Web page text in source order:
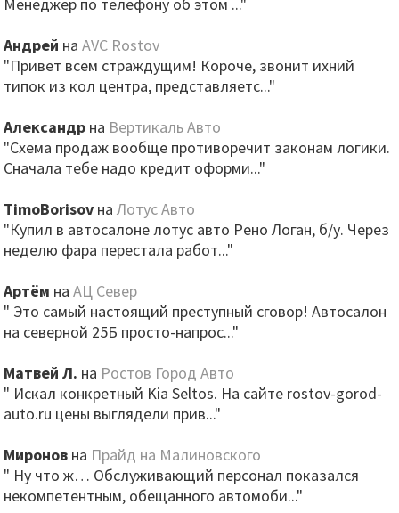
Андрей наAVC Rostov
"Привет всем страждущим! Короче, звонит ихний
типок из кол центра, представляетс..."
Александр на Вертикаль Авто
"Схема продаж вообще противоречит законам логики.
Сначала тебе надо кредит оформи..."
TimoBorisov наЛотус Авто
"Купил в автосалоне лотус авто Рено Логан, б/у. Через
неделю фара перестала работ..."
Артём наАЦ Север
" Это самый настоящий преступный сговор! Автосалон
на северной 25Б просто-напрос..."
Матвей Л. на Ростов Город Авто
" Искал конкретный Kia Seltos. На сайте rostov-gorod-
auto.ru цены выглядели прив..."
Миронов на Прайд на Малиновского
" Ну что ж… Обслуживающий персонал показался
некомпетентным, обещанного автомоби..."